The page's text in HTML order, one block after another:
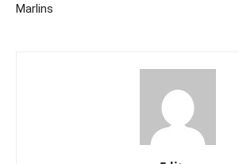
Marlins